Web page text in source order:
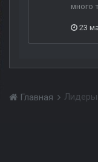
много
23
Главная Лидеры